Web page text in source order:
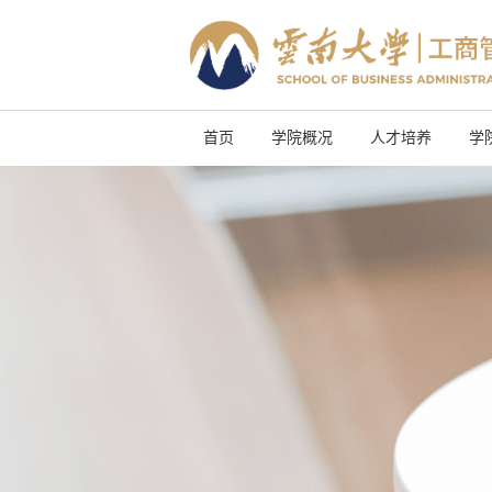
首页 学院概况 人才培养 学